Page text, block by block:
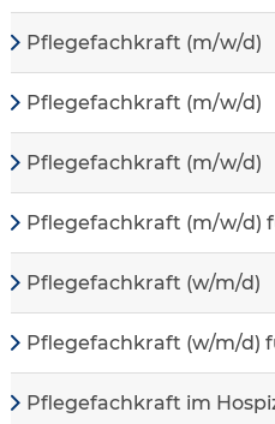
Pflegefachkraft (m/w/d)
Pflegefachkraft (m/w/d)
Pflegefachkraft (m/w/d)
Pflegefachkraft (m/w/d)
Pflegefachkraft (w/m/d)
Pflegefachkraft (w/m/d)
Pflegefachkraft im